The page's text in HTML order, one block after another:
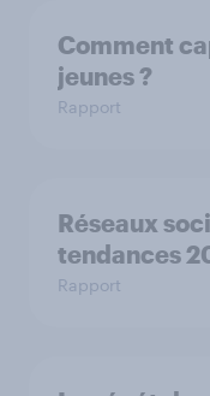
Comment
jeunes ?
Rapport
Réseaux
tendances
Rapport